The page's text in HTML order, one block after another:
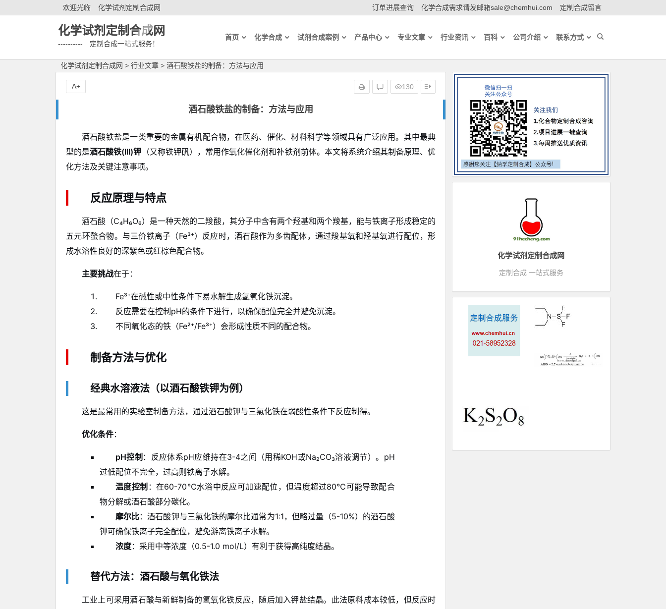
欢迎光临 化学试剂定制合成网 订单进展查询 化学合成需求请发邮箱sale@chemhui.com 定制合成留言
化学试剂定制合成网
---------- 定制合成一站式服务！
首页 化学合成 试剂合成案例 产品中心 专业文章 行业资讯 百科 公司介绍 联系方式
化学试剂定制合成网 > 行业文章 > 酒石酸铁盐的制备：方法与应用
酒石酸铁盐的制备：方法与应用
130
A+
酒石酸铁盐是一类重要的金属有机配合物，在医药、催化、材料科学等领域具有广泛应用。其中最典
型的是酒石酸铁(III)钾 （又称铁钾矾），常用作氧化催化剂和补铁剂前体。本文将系统介绍其制备原理、优
化方法及关键注意事项。
反应原理与特点
酒石酸（C₄H₆O₆）是一种天然的二羧酸，其分子中含有两个羟基和两个羧基，能与铁离子形成稳定的
五元环螯合物。与三价铁离子（Fe³⁺）反应时，酒石酸作为多齿配体，通过羧基氧和羟基氧进行配位，形
成水溶性良好的深紫色或红棕色配合物。
主要挑战在于：
Fe³⁺在碱性或中性条件下易水解生成氢氧化铁沉淀。
反应需要在控制pH的条件下进行，以确保配位完全并避免沉淀。
不同氧化态的铁（Fe²⁺/Fe³⁺）会形成性质不同的配合物。
制备方法与优化
经典水溶液法（以酒石酸铁钾为例）
这是最常用的实验室制备方法，通过酒石酸钾与三氯化铁在弱酸性条件下反应制得。
优化条件：
pH控制 ：反应体系pH应维持在3-4之间（用稀KOH或Na₂CO₃溶液调节）。pH
过低配位不完全，过高则铁离子水解。
温度控制 ：在60-70℃水浴中反应可加速配位，但温度超过80℃可能导致配合
物分解或酒石酸部分碳化。
摩尔比：酒石酸钾与三氯化铁的摩尔比通常为1:1，但略过量（5-10%）的酒石酸
钾可确保铁离子完全配位，避免游离铁离子水解。
浓度：采用中等浓度（0.5-1.0 mol/L）有利于获得高纯度结晶。
替代方法：酒石酸与氧化铁法
工业上可采用酒石酸与新鲜制备的氢氧化铁反应，随后加入钾盐结晶。此法原料成本较低，但反应时
化学试剂定制合成网
定制合成 一站式服务